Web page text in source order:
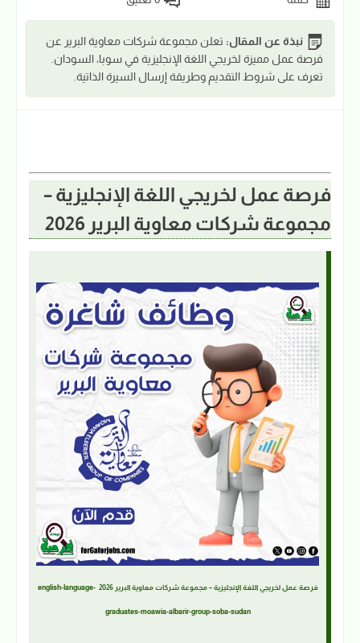
نبذة عن المقال: تعلن مجموعة شركات معاوية البرير عن
فرصة عمل مميزة لخريجي اللغة الإنجليزية في سوبا، السودان.
تعرف على شروط التقديم وطريقة إرسال السيرة الذاتية.
فرصة عمل لخريجي اللغة الإنجليزية –
مجموعة شركات معاوية البرير 2026
فرصة عمل لخريجي اللغة الإنجليزية – مجموعة شركات معاوية البرير 2026 english-language-
graduates-moawia-albarir-group-soba-sudan